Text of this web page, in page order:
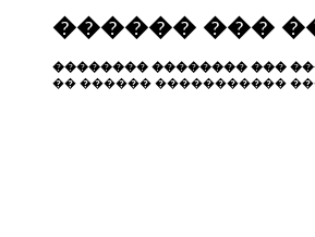
������ ���
�������� �������� ���
�� ������ �����������